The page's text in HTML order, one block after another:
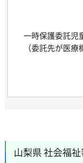
一時保護委託児
（委託先が医療
山梨県 社会福